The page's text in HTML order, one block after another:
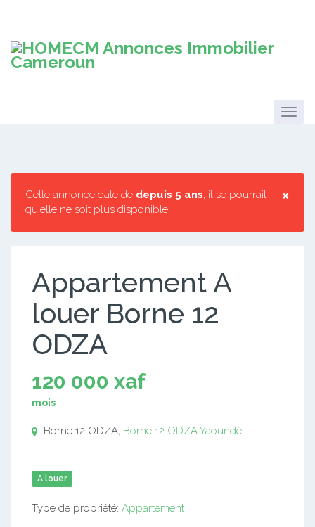
×
Cette annonce date de depuis 5 ans, il se pourrait
qu'elle ne soit plus disponible.
Appartement A
louer Borne 12
ODZA
120 000 xaf
mois
Borne 12 ODZA, Borne 12 ODZAYaoundé
A louer
Type de propriété: Appartement